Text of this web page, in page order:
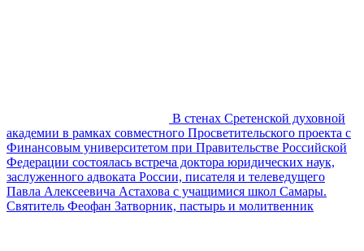
В стенах Сретенской духовной
академии в рамках совместного Просветительского проекта с
Финансовым университетом при Правительстве Российской
Федерации состоялась встреча доктора юридических наук,
заслуженного адвоката России, писателя и телеведущего
Павла Алексеевича Астахова с учащимися школ Самары.
Святитель Феофан Затворник, пастырь и молитвенник